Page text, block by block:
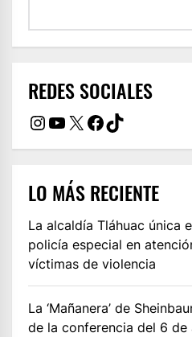
REDES SOCIALES
Instagram
YouTube
X Facebook
TikTok
LO MÁS RECIENTE
La alcaldía Tláhuac única
policía especial en
víctimas de violencia
La ‘Mañanera’ de
de la conferencia del 6 de